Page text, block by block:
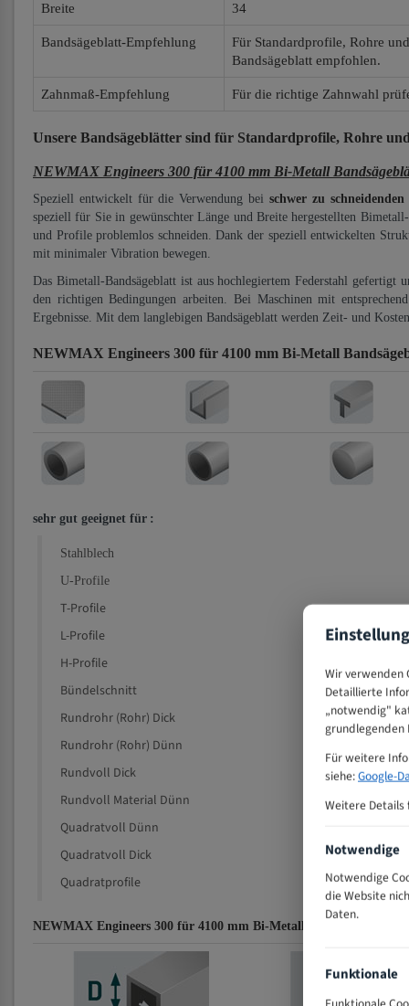
Breite 34
Bandsägeblatt-Empfehlung
Für Standardprofile, Rohre
Bandsägeblatt empfohlen.
Zahnmaß-Empfehlung Für die richtige Zahnwahl
Unsere Bandsägeblätter sind für Standardprofile, Rohre
NEWMAX Engineers 300 für 4100 mm Bi-Metall
Speziell entwickelt für die Verwendung bei schwer zu
speziell für Sie in gewünschter Länge und Breite hergestellten
und Profile problemlos schneiden. Dank der speziell entwickelten
mit minimaler Vibration bewegen.
Das Bimetall-Bandsägeblatt ist aus hochlegiertem Federstahl
den richtigen Bedingungen arbeiten. Bei Maschinen mit
Ergebnisse. Mit dem langlebigen Bandsägeblatt werden Zeit- und
NEWMAX Engineers 300 für 4100 mm Bi-Metall
sehr gut geeignet für :
Stahlblech
U-Profile
T-Profile
L-Profile
H-Profile
Bündelschnitt
Rundrohr (Rohr) Dick
Rundrohr (Rohr) Dünn
Rundvoll Dick
Rundvoll Material Dünn
Quadratvoll Dünn
Quadratvoll Dick
Quadratprofile
NEWMAX Engineers 300 für 4100 mm Bi-Metall Bandsägeblätter
Wir verwenden
Detaillierte
„notwendig"
grundlegenden
Für weitere
siehe:Google-
Weitere Details
Notwendige
Notwendige
die Website
Daten.
Funktionale